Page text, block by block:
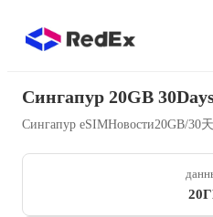
Сингапур 20GB
Сингапур eSIMНовости20GB/30